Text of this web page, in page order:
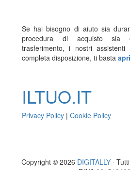
Se hai bisogno di aiuto sia
procedura di acquisto sia
trasferimento, i nostri
completa disposizione, ti basta
ILTUO.IT
Privacy Policy | Cookie Policy
Copyright © 2026 DIGITALLY·